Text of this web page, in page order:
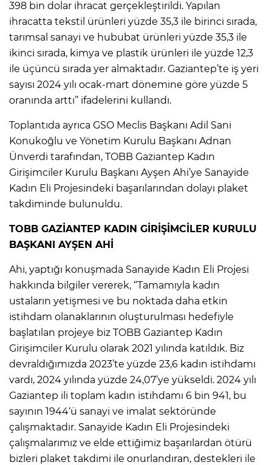
398 bin dolar ihracat gerçekleştirildi. Yapılan
ihracatta tekstil ürünleri yüzde 35,3 ile birinci sırada,
tarımsal sanayi ve hububat ürünleri yüzde 35,3 ile
ikinci sırada, kimya ve plastik ürünleri ile yüzde 12,3
ile üçüncü sırada yer almaktadır. Gaziantep’te iş yeri
sayısı 2024 yılı ocak-mart dönemine göre yüzde 5
oranında arttı’’ ifadelerini kullandı.
Toplantıda ayrıca GSO Meclis Başkanı Adil Sani
Konukoğlu ve Yönetim Kurulu Başkanı Adnan
Ünverdi tarafından, TOBB Gaziantep Kadın
Girişimciler Kurulu Başkanı Ayşen Ahi’ye Sanayide
Kadın Eli Projesindeki başarılarından dolayı plaket
takdiminde bulunuldu.
TOBB GAZİANTEP KADIN GİRİŞİMCİLER KURULU
BAŞKANI AYŞEN AHİ
Ahi, yaptığı konuşmada Sanayide Kadın Eli Projesi
hakkında bilgiler vererek, “Tamamıyla kadın
ustaların yetişmesi ve bu noktada daha etkin
istihdam olanaklarının oluşturulması hedefiyle
başlatılan projeye biz TOBB Gaziantep Kadın
Girişimciler Kurulu olarak 2021 yılında katıldık. Biz
devraldığımızda 2023’te yüzde 23,6 kadın istihdamı
vardı, 2024 yılında yüzde 24,07’ye yükseldi. 2024 yılı
Gaziantep ili toplam kadın istihdamı 6 bin 941, bu
sayının 1944‘ü sanayi ve imalat sektöründe
çalışmaktadır. Sanayide Kadın Eli Projesindeki
çalışmalarımız ve elde ettiğimiz başarılardan ötürü
bizleri plaket takdimi ile onurlandıran, destekleri ile